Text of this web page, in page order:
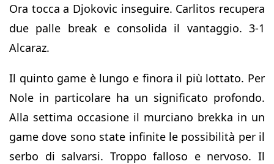
Ora tocca a Djokovic inseguire. Carlitos recupera
due palle break e consolida il vantaggio. 3-1
Alcaraz.
Il quinto game è lungo e finora il più lottato. Per
Nole in particolare ha un significato profondo.
Alla settima occasione il murciano brekka in un
game dove sono state infinite le possibilità per il
serbo di salvarsi. Troppo falloso e nervoso. Il